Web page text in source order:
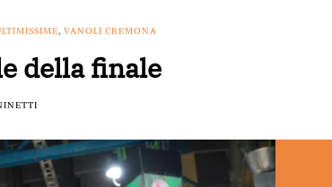
, VANOLI CREMONA
della finale